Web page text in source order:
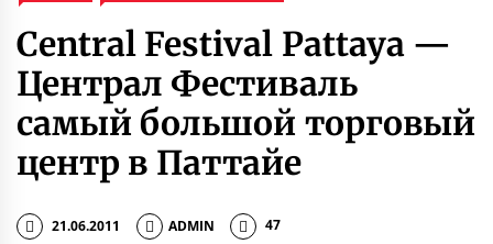
Central Festival Pattaya —
Централ Фестиваль
самый большой торговый
центр в Паттайе
21.06.2011 ADMIN 47